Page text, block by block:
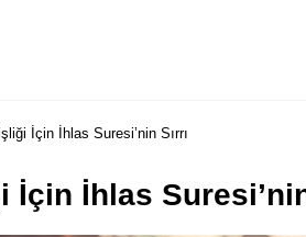
İçin İhlas Suresi’nin Sırrı
İçin İhlas Suresi’nin